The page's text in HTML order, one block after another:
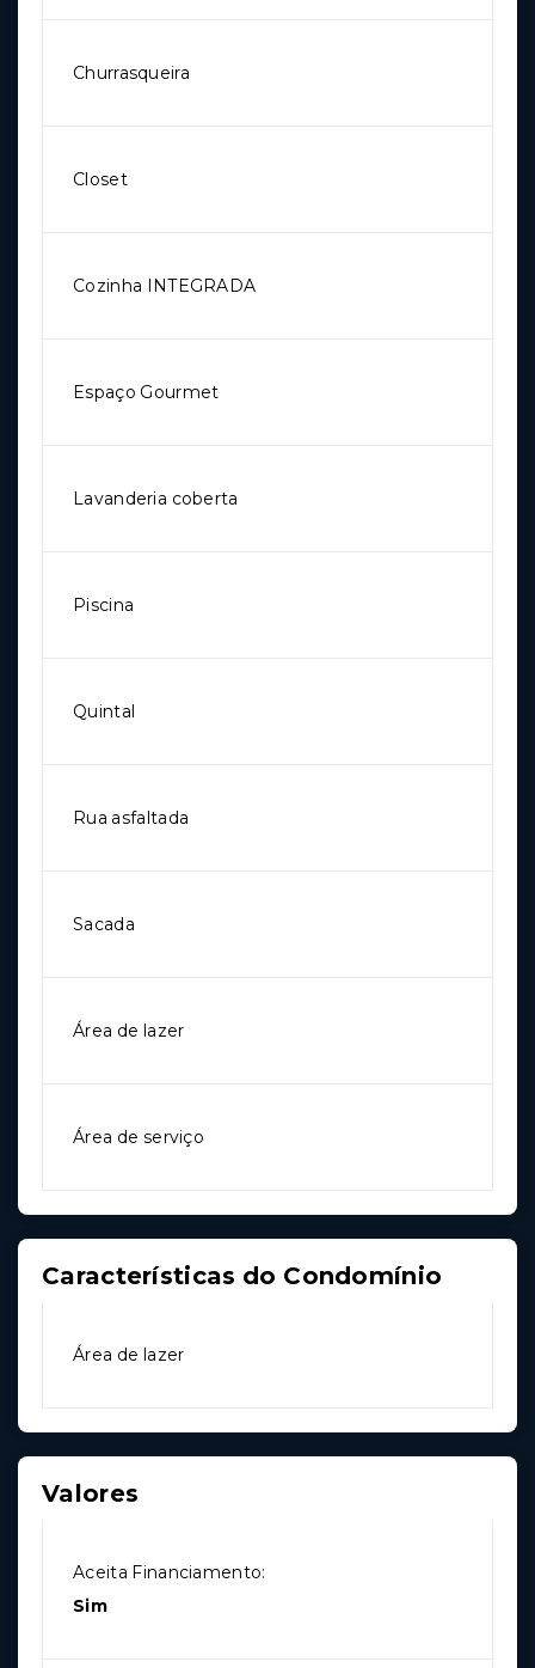
Churrasqueira
Closet
Cozinha INTEGRADA
Espaço Gourmet
Lavanderia coberta
Piscina
Quintal
Rua asfaltada
Sacada
Área de lazer
Área de serviço
Características do Condomínio
Área de lazer
Valores
Aceita Financiamento:
Sim